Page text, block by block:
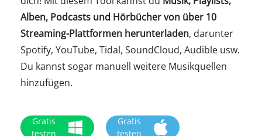
Alben, Podcasts und Hörbücher von über 10
Streaming-Plattformen herunterladen, darunter
Spotify, YouTube, Tidal, SoundCloud, Audible usw.
Du kannst sogar manuell weitere Musikquellen
hinzufügen.
Gratis
testen
Gratis
testen